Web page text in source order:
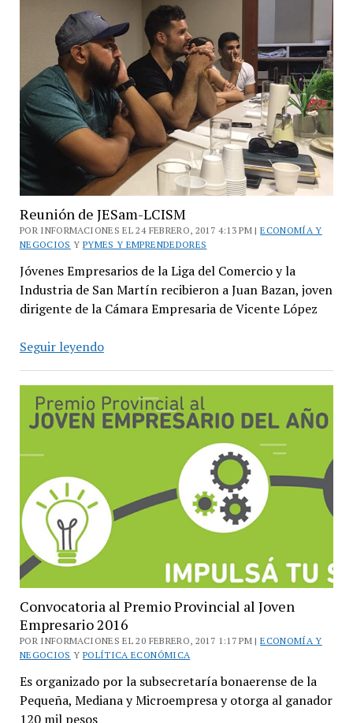
de
la
Expo
MiPyME
Sustentable
Reunión de JESam-LCISM
POR INFORMACIONES EL 24 FEBRERO, 2017 4:13 PM |ECONOMÍA Y
NEGOCIOS Y PYMES Y EMPRENDEDORES
Jóvenes Empresarios de la Liga del Comercio y la
Industria de San Martín recibieron a Juan Bazan, joven
dirigente de la Cámara Empresaria de Vicente López
Seguir leyendoReunión
JESam-
LCISM
Convocatoria al Premio Provincial al Joven
Empresario 2016
POR INFORMACIONES EL 20 FEBRERO, 2017 1:17 PM |ECONOMÍA Y
NEGOCIOS Y POLÍTICA ECONÓMICA
Es organizado por la subsecretaría bonaerense de la
Pequeña, Mediana y Microempresa y otorga al ganador
120 mil pesos